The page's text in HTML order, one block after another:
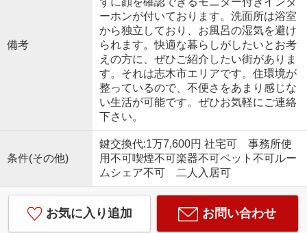
備考
ーホンが付いております。洗面所は浴室
から独立しており、お風呂の湿気を避け
られます。快適な暮らしがしたいとお考
えの方に、ぜひご紹介したい街がありま
す。それは志木市エリアです。住環境が
整っているので、不便さをあまり感じな
い生活が可能です。ぜひお気軽にご連絡
下さい。
条件(その他)
鍵交換代:1万7,600円 社宅可 事務所使
用不可喫煙不可楽器不可ペット不可ルー
ムシェア不可 二人入居可
お気に入り追加 お問い合わせ